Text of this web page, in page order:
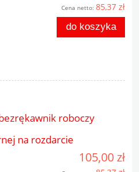
Cena netto: 85,37 zł
do koszyka
roboczy
na rozdarcie
105,00 zł